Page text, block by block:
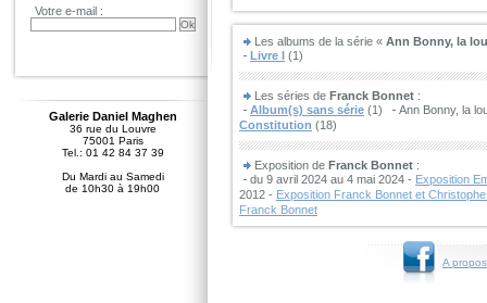
Les albums de la série « Ann Bonny, la
Livre I (1)
Les séries de Franck Bonnet :
Album(s) sans série (1)
Ann Bonny, la
Constitution (18)
Exposition de Franck Bonnet :
du 9 avril 2024 au 4 mai 2024 - Exposition
2012 - Exposition Franck Bonnet et
Franck Bonnet
A
Votre e-mail :
Galerie Daniel Maghen
36 rue du Louvre
75001 Paris
Tel.: 01 42 84 37 39
Du Mardi au Samedi
de 10h30 à 19h00